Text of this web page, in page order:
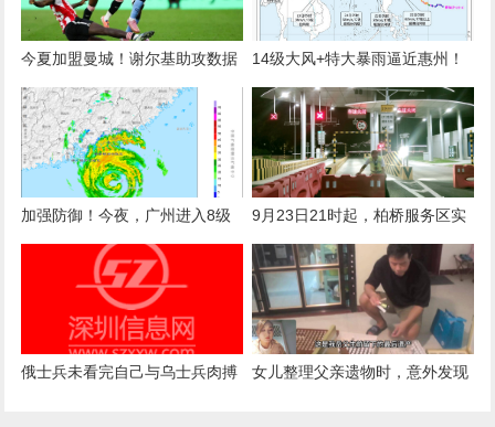
今夏加盟曼城！谢尔基助攻数据
惊人，63场比赛追平萨卡记录
14级大风+特大暴雨逼近惠州！
这个时间段最凶猛
加强防御！今夜，广州进入8级
风圈！明天9时，“桦加沙”距离广
州最近！
9月23日21时起，柏桥服务区实
施临时全域封闭
俄士兵未看完自己与乌士兵肉搏
女儿整理父亲遗物时，意外发现